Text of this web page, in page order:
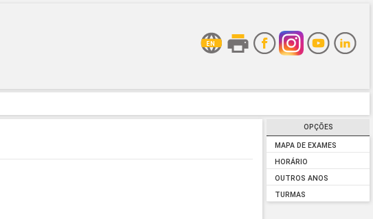
OPÇÕES
MAPA DE EXAMES
HORÁRIO
OUTROS ANOS
TURMAS